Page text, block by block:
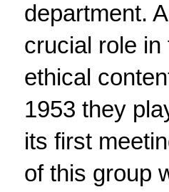
department.
crucial role
ethical
1953 they
its first
of this group